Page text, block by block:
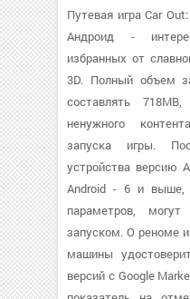
Путевая игра Car
Андроид -
избранных от
3D. Полный объем
составлять
ненужного
запуска игры.
устройства версию
Android - 6 и выше,
параметров,
запуском. О реноме
машины
версий с Google